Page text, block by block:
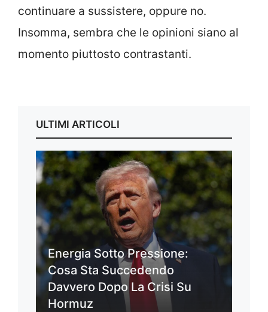
continuare a sussistere, oppure no.
Insomma, sembra che le opinioni siano al
momento piuttosto contrastanti.
ULTIMI ARTICOLI
Energia Sotto Pressione:
Cosa Sta Succedendo
Davvero Dopo La Crisi Su
Hormuz